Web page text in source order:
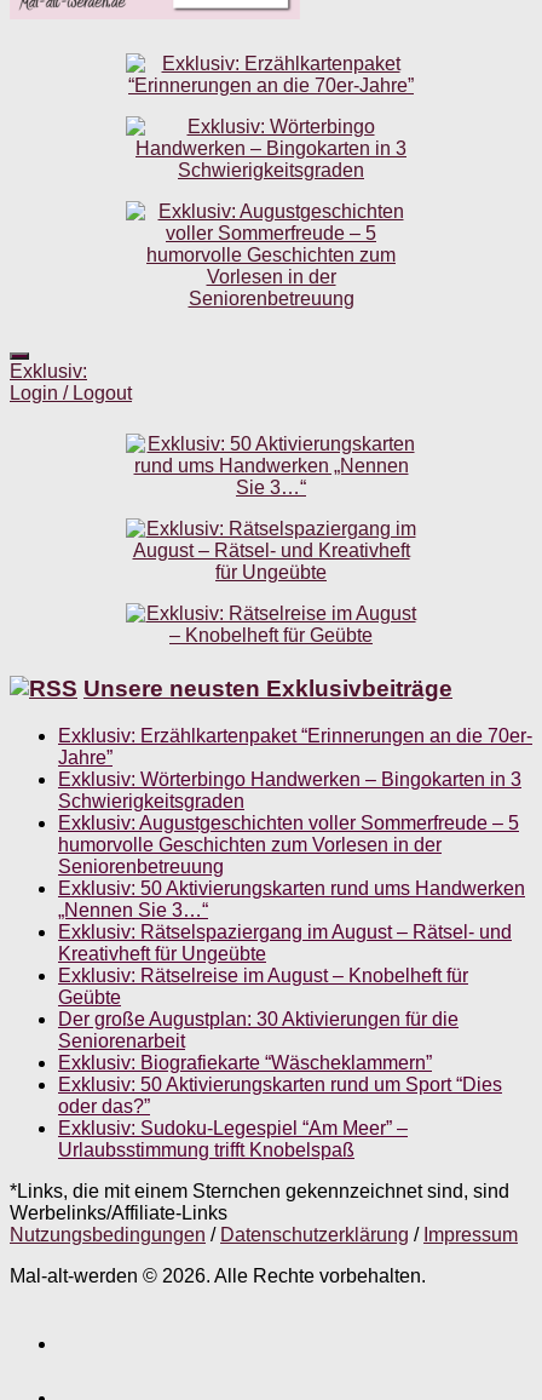
Exklusiv:
Login / Logout
Unsere neusten Exklusivbeiträge
Exklusiv: Erzählkartenpaket “Erinnerungen an die 70er-
Jahre”
Exklusiv: Wörterbingo Handwerken – Bingokarten in 3
Schwierigkeitsgraden
Exklusiv: Augustgeschichten voller Sommerfreude – 5
humorvolle Geschichten zum Vorlesen in der
Seniorenbetreuung
Exklusiv: 50 Aktivierungskarten rund ums Handwerken
„Nennen Sie 3…“
Exklusiv: Rätselspaziergang im August – Rätsel- und
Kreativheft für Ungeübte
Exklusiv: Rätselreise im August – Knobelheft für
Geübte
Der große Augustplan: 30 Aktivierungen für die
Seniorenarbeit
Exklusiv: Biografiekarte “Wäscheklammern”
Exklusiv: 50 Aktivierungskarten rund um Sport “Dies
oder das?”
Exklusiv: Sudoku-Legespiel “Am Meer” –
Urlaubsstimmung trifft Knobelspaß
*Links, die mit einem Sternchen gekennzeichnet sind, sind
Werbelinks/Affiliate-Links
Nutzungsbedingungen / Datenschutzerklärung / Impressum
Mal-alt-werden © 2026. Alle Rechte vorbehalten.